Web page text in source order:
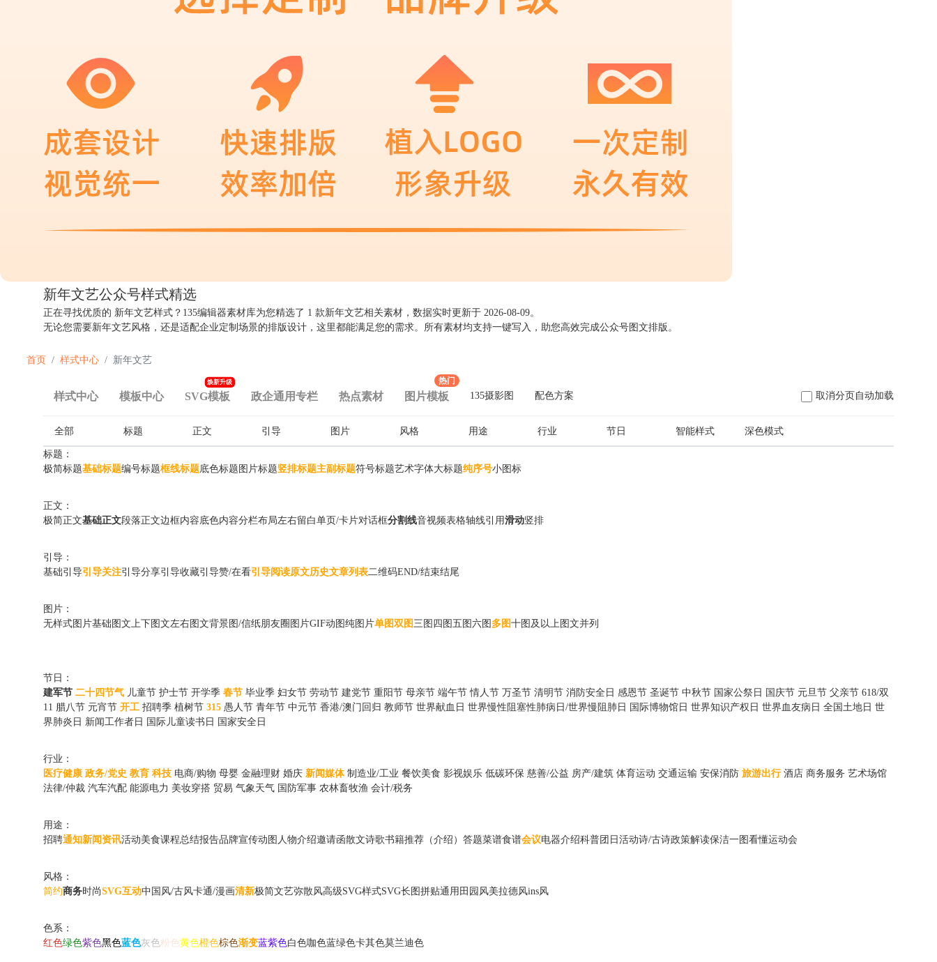
新年文艺公众号样式精选
正在寻找优质的 新年文艺样式？135编辑器素材库为您精选了 1 款新年文艺相关素材，数据实时更新于 2026-08-09。
无论您需要新年文艺风格，还是适配企业定制场景的排版设计，这里都能满足您的需求。所有素材均支持一键写入，助您高效完成公众号图文排版。
首页 样式中心 新年文艺
取消分页自动加载
样式中心 模板中心 SVG模板
焕新升级
政企通用专栏 热点素材 图片模板
热门
135摄影图 配色方案
全部 标题 正文 引导 图片 风格 用途 行业 节日 智能样式 深色模式
标题：
极简标题基础标题编号标题框线标题底色标题 图片标题竖排标题主副标题符号标题艺术字体大标题纯序号小图标
正文：
极简正文基础正文段落正文边框内容底色内容分栏布局左右留白单页/卡片对话框分割线音视频表格轴线引用滑动竖排
引导：
基础引导引导关注引导分享引导收藏引导赞/在看引导阅读原文历史文章列表二维码END/结束结尾
图片：
无样式图片基础图文上下图文左右图文背景图/信纸朋友圈图片GIF动图 纯图片单图双图三图 四图 五图 六图 多图十图及以上图文并列
节日：
建军节 二十四节气 儿童节 护士节 开学季 春节 毕业季 妇女节 劳动节 建党节 重阳节 母亲节 端午节 情人节 万圣节 清明节 消防安全日 感恩节 圣诞节 中秋节 国家公祭日 国庆节 元旦节 父亲节 618/双
11 腊八节 元宵节 开工 招聘季 植树节 315 愚人节 青年节 中元节 香港/澳门回归 教师节 世界献血日 世界慢性阻塞性肺病日/世界慢阻肺日 国际博物馆日 世界知识产权日 世界血友病日 全国土地日 世
界肺炎日 新闻工作者日 国际儿童读书日 国家安全日
行业：
医疗健康 政务/党史 教育 科技 电商/购物 母婴 金融理财 婚庆 新闻媒体 制造业/工业 餐饮美食 影视娱乐 低碳环保 慈善/公益 房产/建筑 体育运动 交通运输 安保消防 旅游出行 酒店 商务服务 艺术场馆
法律/仲裁 汽车汽配 能源电力 美妆穿搭 贸易 气象天气 国防军事 农林畜牧渔 会计/税务
用途：
招聘通知新闻资讯活动美食课程总结报告品牌宣传动图 人物介绍邀请函散文诗歌书籍推荐（介绍） 答题菜谱食谱会议电器介绍科普团日活动诗/古诗政策解读保洁一图看懂运动会
风格：
简约商务时尚SVG互动中国风/古风卡通/漫画清新极简文艺弥散风高级SVG样式SVG长图 拼贴通用 田园风美拉德风ins风
色系：
红色绿色紫色黑色蓝色灰色粉色黄色橙色棕色渐变蓝紫色白色咖色蓝绿色卡其色莫兰迪色